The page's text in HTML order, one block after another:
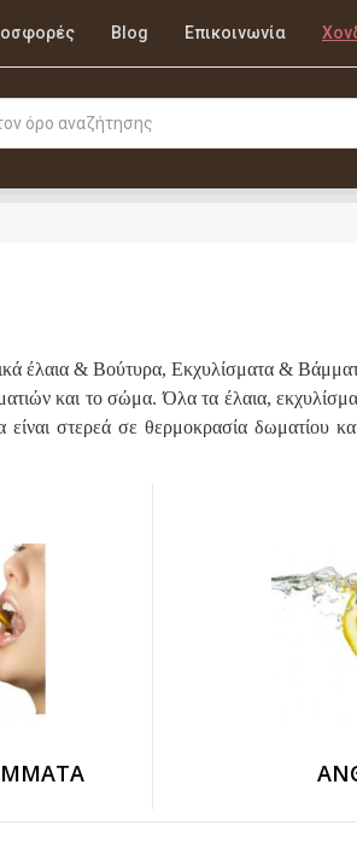
Blog Επικοινωνία
έλαια & Βούτυρα, Εκχυλίσματα &
ματιών και το σώμα. Όλα τα έλαια,
στερεά σε θερμοκρασία δωματίου